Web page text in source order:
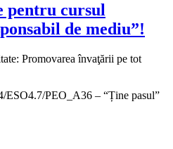
pentru cursul
de mediu”!
Promovarea învaţării pe tot
PEO_A36 – “Ține pasul”